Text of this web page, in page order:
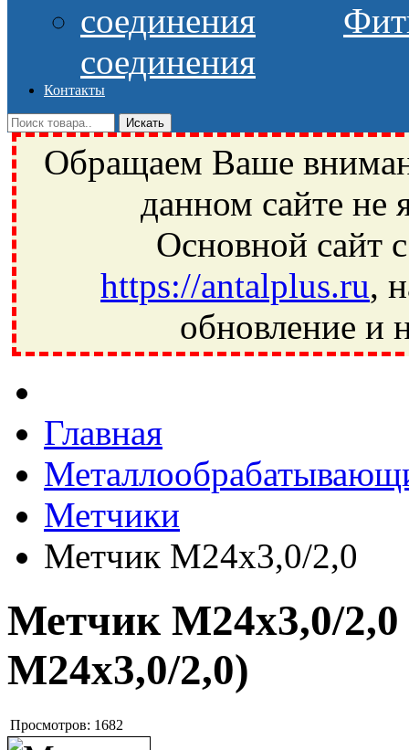
соединения
Контакты
Обращаем Ваше
данном сайте не
Основной сайт
https://antalplus.ru,
обновление и
Ивантеевка, подшипники, пневматика, метизы, техника,
Главная
Метчики
Метчик М24х3,0/2,0
Метчик М24х3,0/2,0
М24х3,0/2,0)
Просмотров: 1682